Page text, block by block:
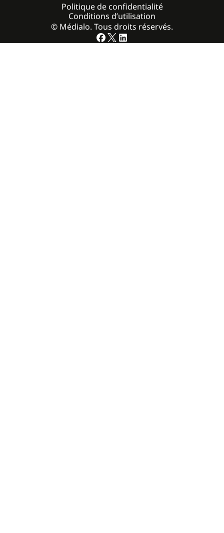
© Médialo. Tous droits réservés.
Politique de confidentialité
Conditions d’utilisation